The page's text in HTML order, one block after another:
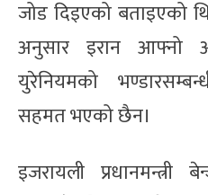
जोड दिइएको बताइएको
अनुसार इरान आफ्नो
युरेनियमको
सहमत भएको छैन।
इजरायली प्रधानमन्त्री